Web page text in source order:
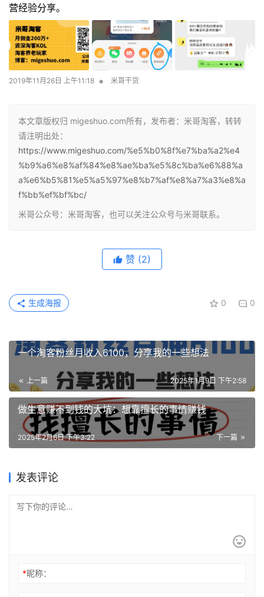
本文章版权归 migeshuo.com所有，发布者：米哥淘客，转转
请注明出处：
https://www.migeshuo.com/%e5%b0%8f%e7%ba%a2%e4
%b9%a6%e8%af%84%e8%ae%ba%e5%8c%ba%e6%88%a
a%e6%b5%81%e5%a5%97%e8%b7%af%e8%a7%a3%e8%a
f%bb%ef%bf%bc/
米哥公众号：米哥淘客，也可以关注公众号与米哥联系。
赞 (2)
0 0
生成海报
一个淘客粉丝月收入6100，分享我的一些想法￼
上一篇 2025年1月9日 下午2:58
做生意赚不到钱的大坑：想靠擅长的事情赚钱￼
下一篇
2025年2月6日 下午3:22
发表评论
*昵称：